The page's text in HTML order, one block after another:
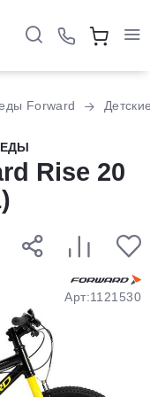
Forward
Rise 20
Арт:1121530